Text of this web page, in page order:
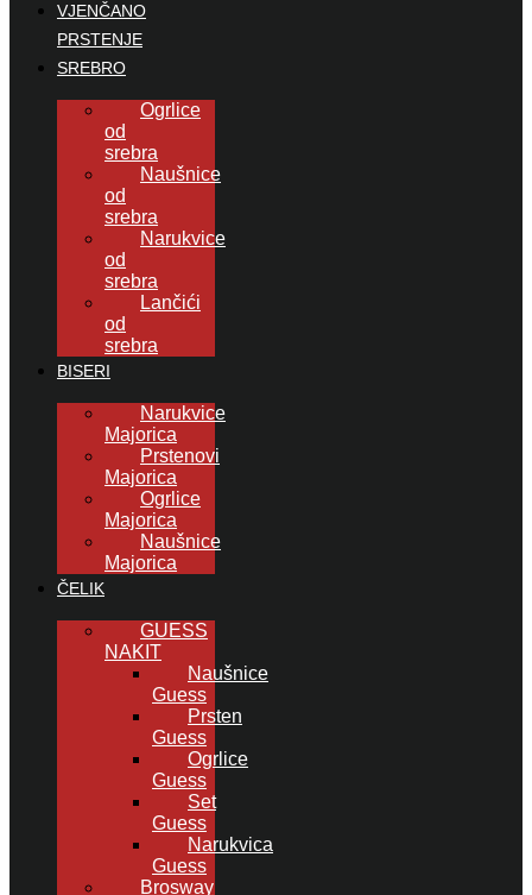
VJENČANO
PRSTENJE
SREBRO
Ogrlice
od
srebra
Naušnice
od
srebra
Narukvice
od
srebra
Lančići
od
srebra
BISERI
Narukvice
Majorica
Prstenovi
Majorica
Ogrlice
Majorica
Naušnice
Majorica
ČELIK
GUESS
NAKIT
Naušnice
Guess
Prsten
Guess
Ogrlice
Guess
Set
Guess
Narukvica
Guess
Brosway